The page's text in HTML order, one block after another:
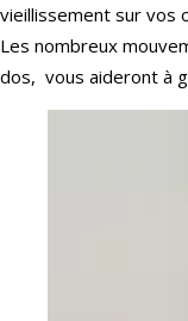
vieillissement sur vos
Les nombreux
dos, vous aideront à